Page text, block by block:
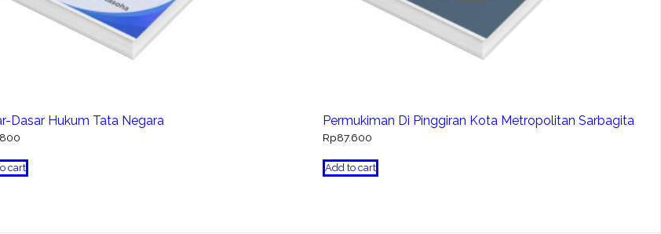
Dasar Hukum Tata Negara
cart
Permukiman Di Pinggiran Kota Metropolitan Sarbagita
Rp87.600
Add to cart